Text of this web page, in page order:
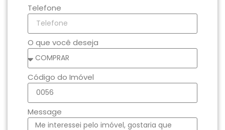
Telefone
O que você deseja
Código do Imóvel
Message